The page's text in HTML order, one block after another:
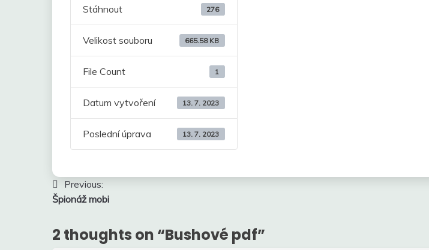
Stáhnout 276
Velikost souboru 665.58 KB
File Count 1
Datum vytvoření 13. 7. 2023
Poslední úprava 13. 7. 2023
Navigace
pro
Previous:
Špionáž mobi
2 thoughts on “Bushové pdf”